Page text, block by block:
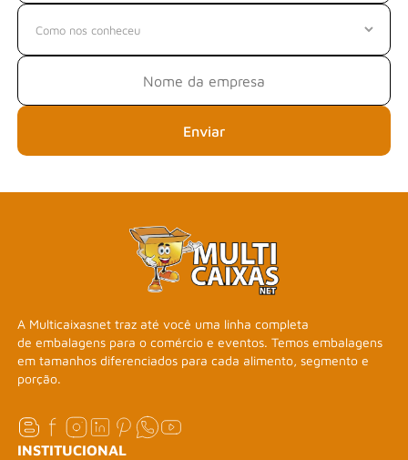
Enviar
A Multicaixasnet traz até você uma linha completa
de embalagens para o comércio e eventos. Temos embalagens
em tamanhos diferenciados para cada alimento, segmento e
porção.
INSTITUCIONAL